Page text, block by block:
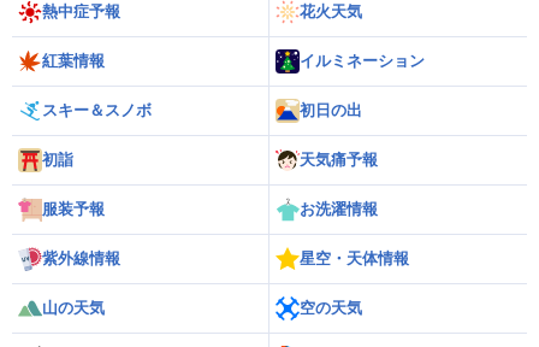
熱中症予報 花火天気
紅葉情報 イルミネーション
スキー＆スノボ 初日の出
初詣 天気痛予報
服装予報 お洗濯情報
紫外線情報 星空・天体情報
山の天気 空の天気